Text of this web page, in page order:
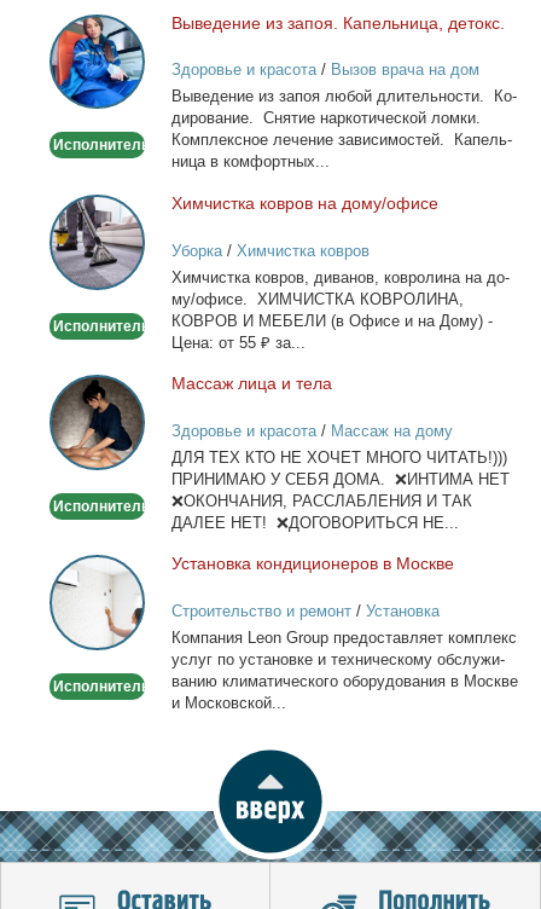
Выведение
из
запоя.
Капельница,
Исполнитель
Вы­ве­де­ние из за­поя. Ка­пель­ни­ца, де­токс.
Здоровье и красота/ Вызов врача на дом
Вы­ве­де­ние из за­поя лю­бой дли­тель­но­сти. Ко­
ди­ро­ва­ние. Сня­тие нар­ко­ти­че­ской лом­ки.
Ком­плекс­ное ле­че­ние за­ви­си­мо­стей. Ка­пель­
ни­ца в ком­форт­ных...
Химчистка
ковров
на
дому/
Исполнитель
Хим­чист­ка ков­ров на до­му/офи­се
Уборка/ Химчистка ковров
Хим­чист­ка ков­ров, ди­ва­нов, ков­ро­ли­на на до­
му/офи­се. ХИМЧИСТКА КОВРОЛИНА,
КОВРОВ И МЕБЕЛИ (в Офи­се и на До­му) -
Це­на: от 55 ₽ за...
Массаж
лица
и
тела
Исполнитель
Мас­саж ли­ца и те­ла
Здоровье и красота/ Массаж на дому
ДЛЯ ТЕХ КТО НЕ ХОЧЕТ МНОГО ЧИТАТЬ!)))
ПРИНИМАЮ У СЕБЯ ДОМА. ❌ИНТИМА НЕТ
❌ОКОНЧАНИЯ, РАССЛАБЛЕНИЯ И ТАК
ДАЛЕЕ НЕТ! ❌ДОГОВОРИТЬСЯ НЕ...
Установка
кондиционеров
в
Москве
Исполнитель
Уста­нов­ка кон­ди­ци­о­не­ров в Москве
Строительство и ремонт/ Установка
кондиционеров
Ком­па­ния Leon Group предо­став­ля­ет ком­плекс
услуг по уста­нов­ке и тех­ни­че­ско­му об­слу­жи­
ва­нию кли­ма­ти­че­ско­го обо­ру­до­ва­ния в Москве
и Мос­ков­ской...